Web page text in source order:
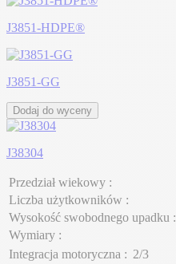
J3851-HDPE®
J3851-GG
Dodaj do wyceny
J38304
Przedział wiekowy :
Liczba użytkowników :
Wysokość swobodnego upadku :
Wymiary :
Integracja motoryczna : 2/3